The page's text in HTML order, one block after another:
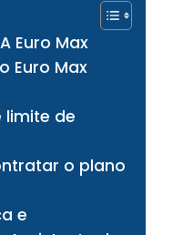
Euro Max
Euro Max
limite de
o plano
e